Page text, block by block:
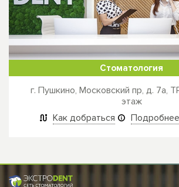
Стоматология
г. Пушкино, Московский пр, д. 7а,
этаж
Как добраться